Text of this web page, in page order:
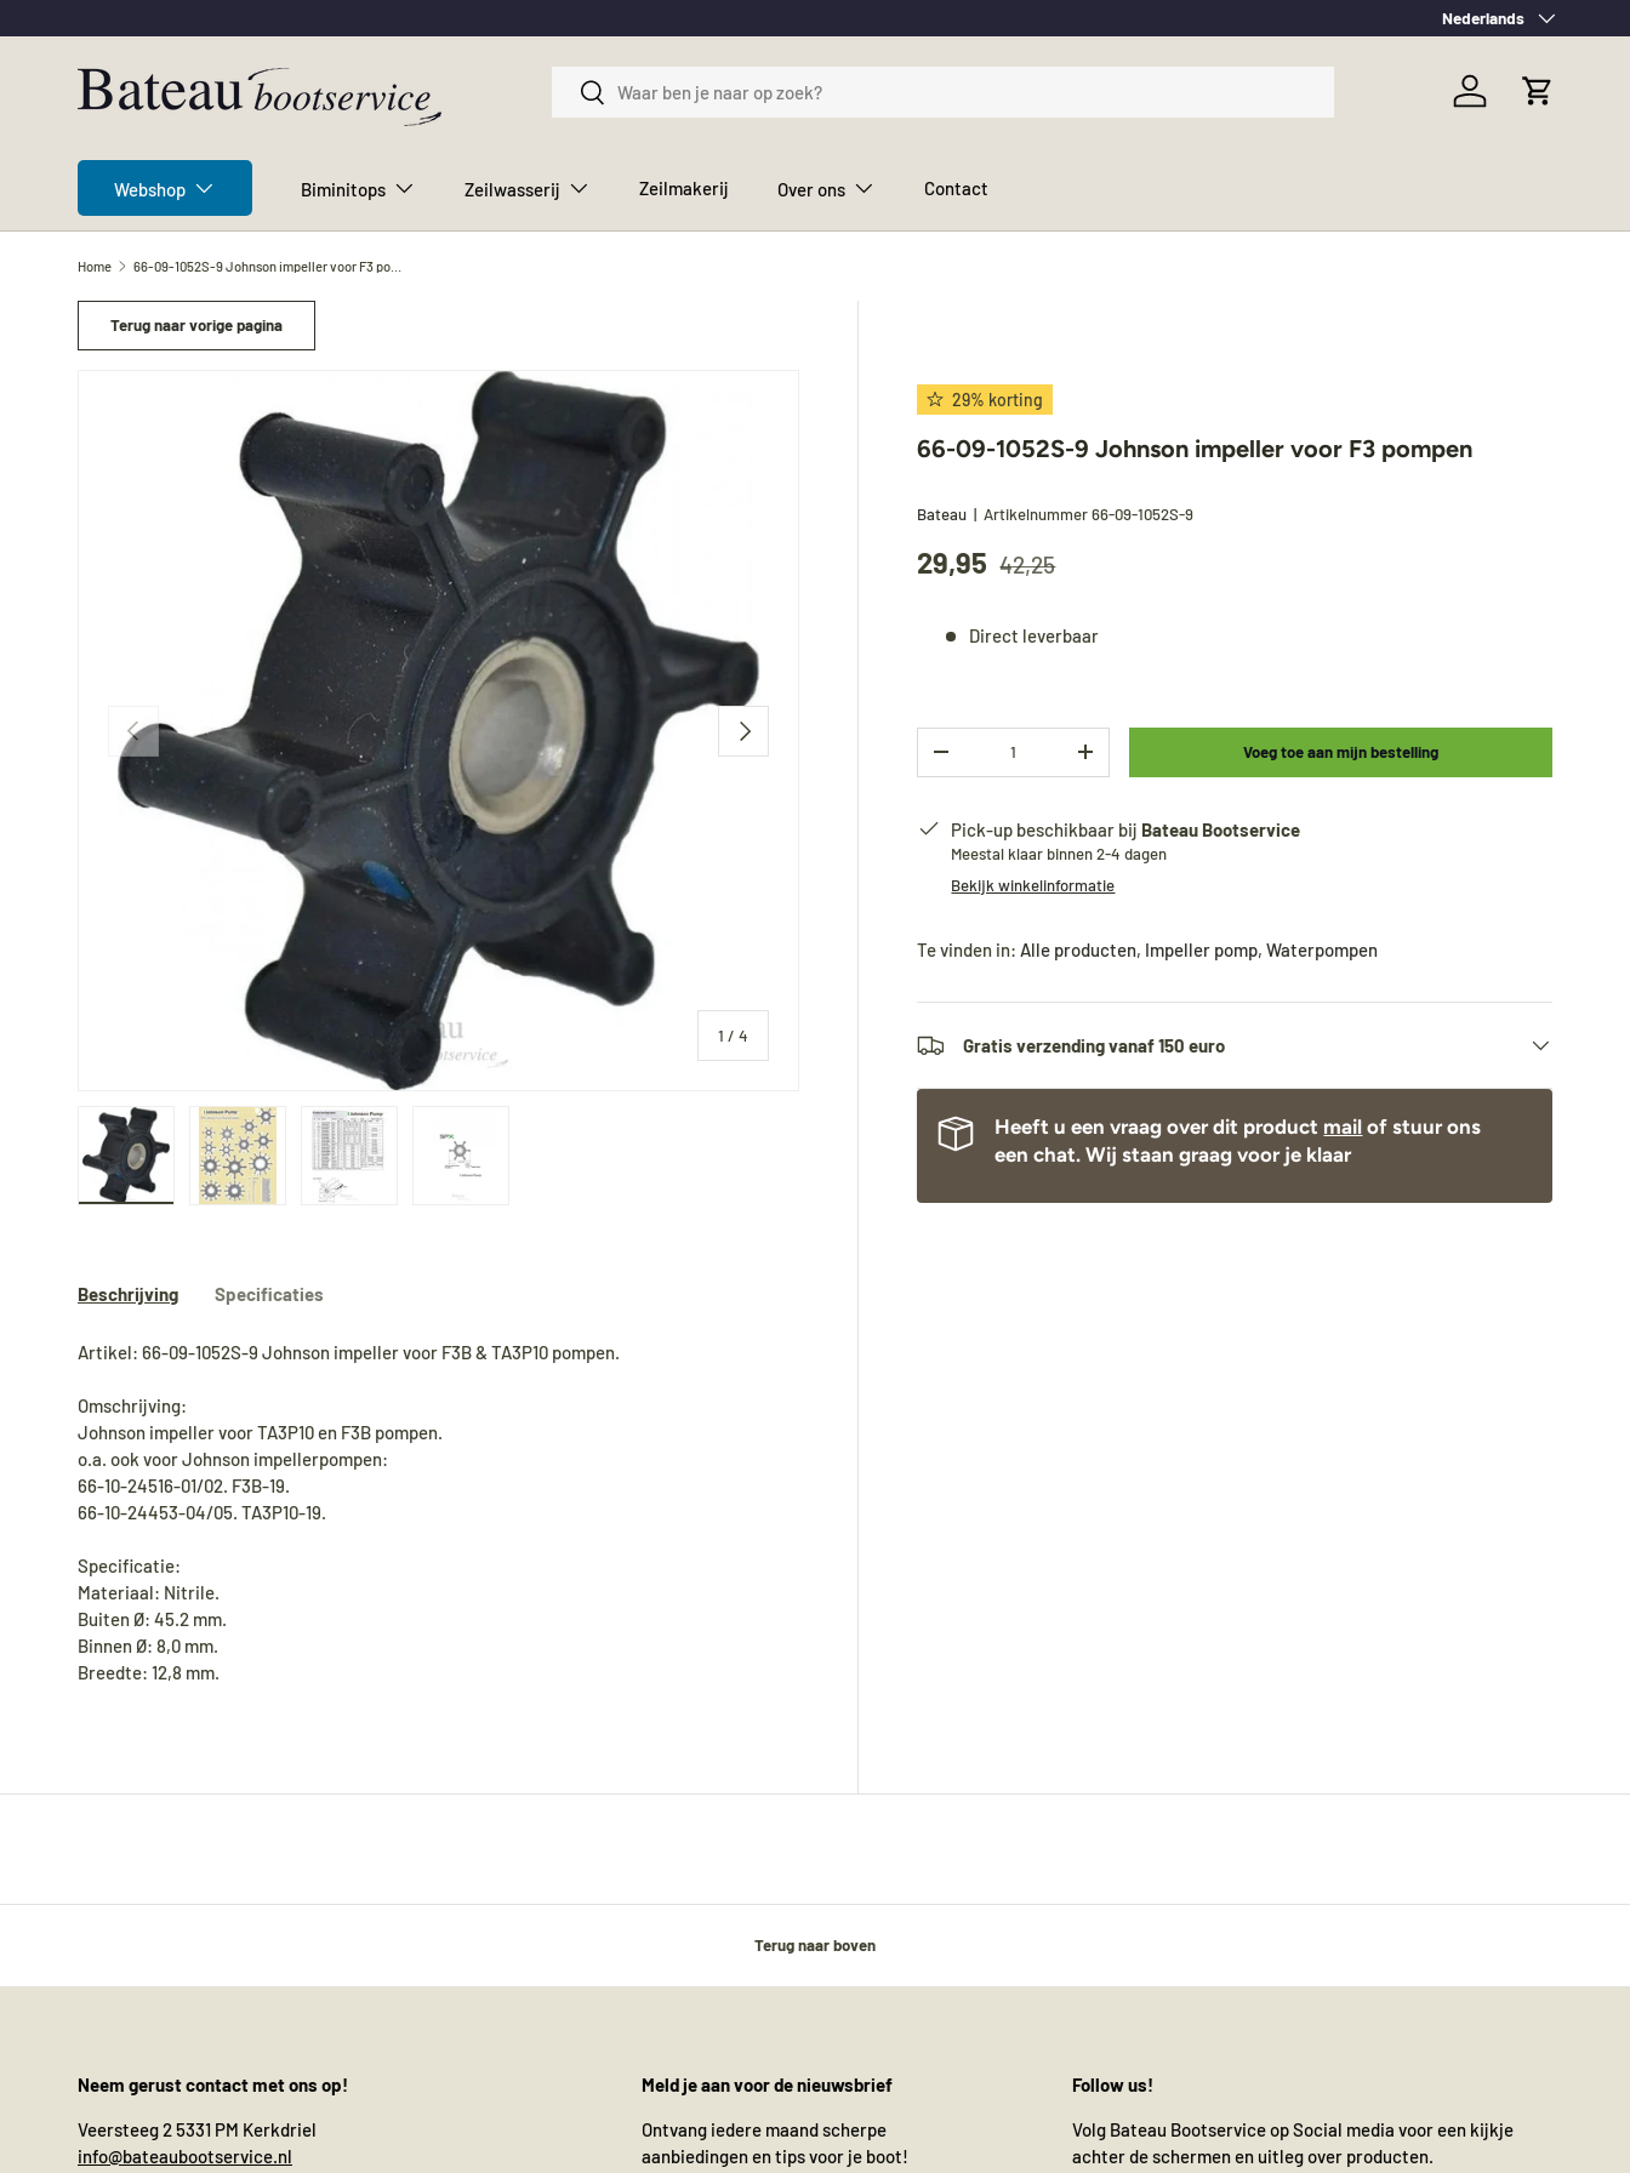
Ga naar inhoud
Taal
Nederlands
Zoeken
Zoeken
Inloggen
Webshop Biminitops Zeilwasserij Zeilmakerij Over ons Contact
Home 66-09-1052S-9 Johnson impeller voor F3 pompen
Terug naar vorige pagina
Vorige
1 /van
4
Volgende
29% korting
66-09-1052S-9 Johnson impeller voor F3 pompen
Bateau |Artikelnummer 66-09-1052S-9
29,95 42,25
Direct leverbaar
-
+ Voeg toe aan mijn bestelling
Pick-up beschikbaar bij Bateau Bootservice
Meestal klaar binnen 2-4 dagen
Bekijk winkelinformatie
Te vinden in: Alle producten, Impeller pomp,Waterpompen
Gratis verzending vanaf 150 euro
Heeft u een vraag over dit product mail of stuur ons
een chat. Wij staan graag voor je klaar
Beschrijving Specificaties
Artikel: 66-09-1052S-9 Johnson impeller voor F3B & TA3P10 pompen.
Omschrijving:
Johnson impeller voor TA3P10 en F3B pompen.
o.a. ook voor Johnson impellerpompen:
66-10-24516-01/02. F3B-19.
66-10-24453-04/05. TA3P10-19.
Specificatie:
Materiaal: Nitrile.
Buiten Ø: 45.2 mm.
Binnen Ø: 8,0 mm.
Breedte: 12,8 mm.
Terug naar boven
Neem gerust contact met ons op!
Veersteeg 2 5331 PM Kerkdriel
info@bateaubootservice.nl
Meld je aan voor de nieuwsbrief
Ontvang iedere maand scherpe
aanbiedingen en tips voor je boot!
Follow us!
Volg Bateau Bootservice op Social media voor een kijkje
achter de schermen en uitleg over producten.